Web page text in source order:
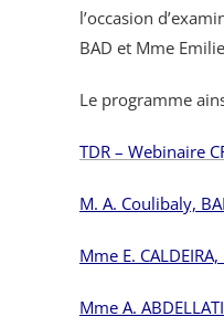
l’occasion
BAD et Mme
Le programme
TDR – Webinaire
M. A. Coulibaly,
Mme E.
Mme A.